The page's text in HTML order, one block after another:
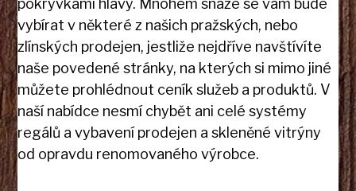
pokrývkami hlavy. Mnohem snáze se vám bude
vybírat v některé z našich pražských, nebo
zlínských prodejen, jestliže nejdříve navštívíte
naše povedené stránky, na kterých si mimo jiné
můžete prohlédnout ceník služeb a produktů. V
naší nabídce nesmí chybět ani celé systémy
regálů a vybavení prodejen a skleněné vitrýny
od opravdu renomovaného výrobce.